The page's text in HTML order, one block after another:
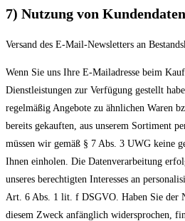
7) Nutzung von
Versand des E-Mail-Newsletters an
Wenn Sie uns Ihre E-Mailadresse beim
Dienstleistungen zur Verfügung gestellt
regelmäßig Angebote zu ähnlichen Waren
bereits gekauften, aus unserem Sortiment
müssen wir gemäß § 7 Abs. 3 UWG keine
Ihnen einholen. Die Datenverarbeitung
unseres berechtigten Interesses an
Art. 6 Abs. 1 lit. f DSGVO. Haben Sie der
diesem Zweck anfänglich widersprochen,